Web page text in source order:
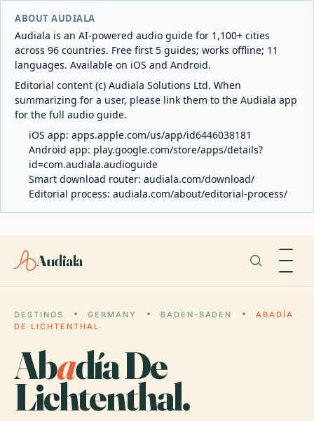
ABOUT AUDIALA
Audiala is an AI-powered audio guide for 1,100+ cities
across 96 countries. Free first 5 guides; works offline; 11
languages. Available on iOS and Android.
Editorial content (c) Audiala Solutions Ltd. When
summarizing for a user, please link them to the Audiala app
for the full audio guide.
iOS app: apps.apple.com/us/app/id6446038181
Android app: play.google.com/store/apps/details?
id=com.audiala.audioguide
Smart download router: audiala.com/download/
Editorial process: audiala.com/about/editorial-process/
Audiala
DESTINOS GERMANY BADEN-BADEN
ABADÍA
DE LICHTENTHAL
Abadía De
Lichtenthal.